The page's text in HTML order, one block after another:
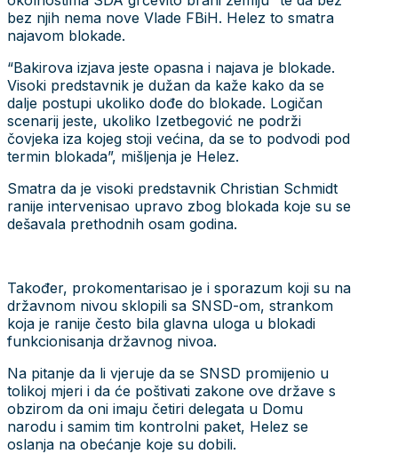
bez njih nema nove Vlade FBiH. Helez to smatra
najavom blokade.
“Bakirova izjava jeste opasna i najava je blokade.
Visoki predstavnik je dužan da kaže kako da se
dalje postupi ukoliko dođe do blokade. Logičan
scenarij jeste, ukoliko Izetbegović ne podrži
čovjeka iza kojeg stoji većina, da se to podvodi pod
termin blokada”, mišljenja je Helez.
Smatra da je visoki predstavnik Christian Schmidt
ranije intervenisao upravo zbog blokada koje su se
dešavala prethodnih osam godina.
Također, prokomentarisao je i sporazum koji su na
državnom nivou sklopili sa SNSD-om, strankom
koja je ranije često bila glavna uloga u blokadi
funkcionisanja državnog nivoa.
Na pitanje da li vjeruje da se SNSD promijenio u
tolikoj mjeri i da će poštivati zakone ove države s
obzirom da oni imaju četiri delegata u Domu
narodu i samim tim kontrolni paket, Helez se
oslanja na obećanje koje su dobili.